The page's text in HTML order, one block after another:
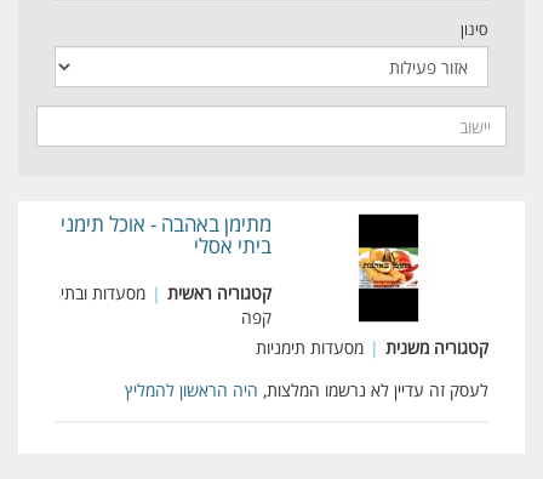
סינון
מתימן באהבה - אוכל תימני
ביתי אסלי
קטגוריה ראשית | מסעדות ובתי
קפה
קטגוריה משנית | מסעדות תימניות
לעסק זה עדיין לא נרשמו המלצות, היה הראשון להמליץ